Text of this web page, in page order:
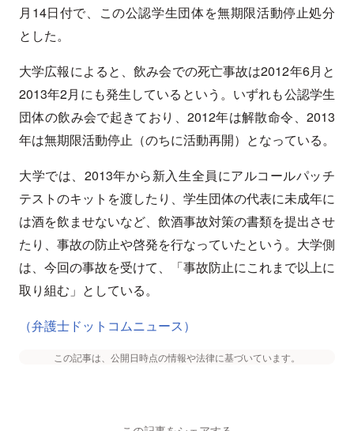
月14日付で、この公認学生団体を無期限活動停止処分
とした。
大学広報によると、飲み会での死亡事故は2012年6月と
2013年2月にも発生しているという。いずれも公認学生
団体の飲み会で起きており、2012年は解散命令、2013
年は無期限活動停止（のちに活動再開）となっている。
大学では、2013年から新入生全員にアルコールパッチ
テストのキットを渡したり、学生団体の代表に未成年に
は酒を飲ませないなど、飲酒事故対策の書類を提出させ
たり、事故の防止や啓発を行なっていたという。大学側
は、今回の事故を受けて、「事故防止にこれまで以上に
取り組む」としている。
（弁護士ドットコムニュース）
この記事は、公開日時点の情報や法律に基づいています。